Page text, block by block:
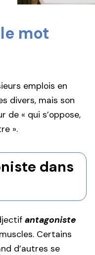
mot
emplois en
divers, mais son
de « qui s’oppose,
».
dans
antagoniste
Certains
d’autres se